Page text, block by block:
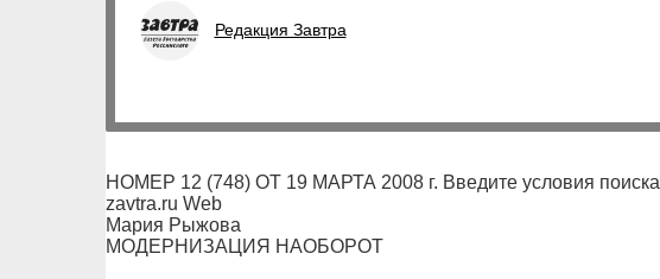
Редакция Завтра
НОМЕР 12 (748) ОТ 19 МАРТА 2008 г. Введите условия
zavtra.ru Web
Мария Рыжова
МОДЕРНИЗАЦИЯ НАОБОРОТ